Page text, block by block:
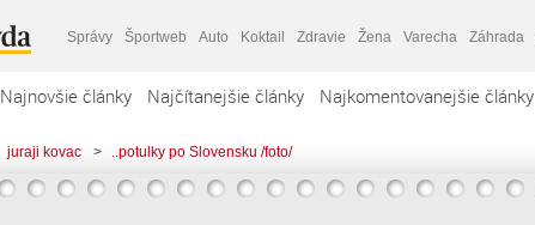
Správy Športweb Auto Koktail Zdravie Žena Varecha Záhrada
Najnovšie články Najčítanejšie články Najkomentovanejšie články
juraji kovac > ..potulky po Slovensku /foto/